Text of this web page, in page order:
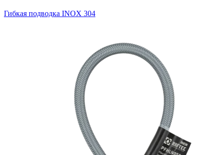
Гибкая подводка INOX 304